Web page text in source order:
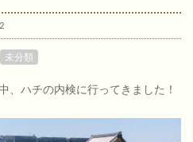
未分類
、ハチの内検に行ってきました！